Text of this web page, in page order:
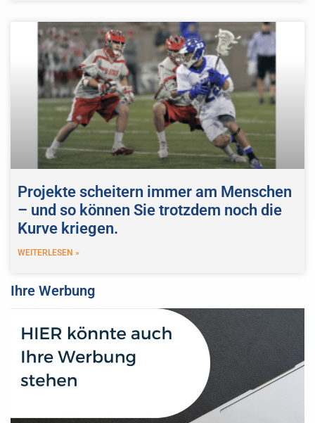
Projekte scheitern immer am Menschen
– und so können Sie trotzdem noch die
Kurve kriegen.
WEITERLESEN »
Ihre Werbung